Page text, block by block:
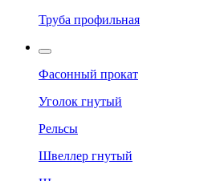
Труба профильная
Фасонный прокат
Уголок гнутый
Рельсы
Швеллер гнутый